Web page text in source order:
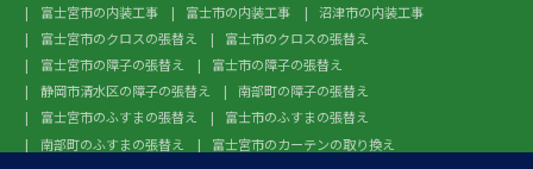
富士宮市の内装工事
富士市の内装工事
沼津市の内装工事
富士宮市のクロスの張替え
富士市のクロスの張替え
富士宮市の障子の張替え
富士市の障子の張替え
静岡市清水区の障子の張替え
南部町の障子の張替え
富士宮市のふすまの張替え
富士市のふすまの張替え
南部町のふすまの張替え
富士宮市のカーテンの取り換え